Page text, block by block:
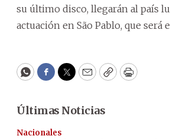
su último disco, llegarán al país
actuación en São Pablo, que será
WhatsApp
Facebook
Twitter
EmailCopyPrint
Últimas Noticias
Nacionales